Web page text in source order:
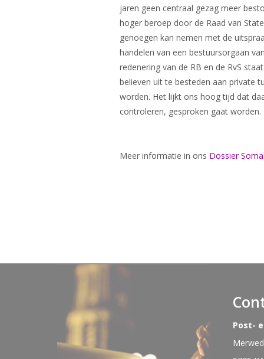
jaren geen centraal gezag meer
hoger beroep door de Raad van
genoegen kan nemen met de
handelen van een bestuursorgaan
redenering van de RB en de RvS
believen uit te besteden aan private
worden. Het lijkt ons hoog tijd dat
controleren, gesproken gaat worden.
Meer informatie in ons Dossier
Post-